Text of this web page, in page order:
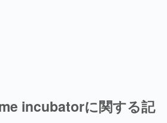
イルゲーム史における主要なトピック・タイト
るほか、開発者へのインタビューや識者による
。約20年の歴史が一望できる決定版！